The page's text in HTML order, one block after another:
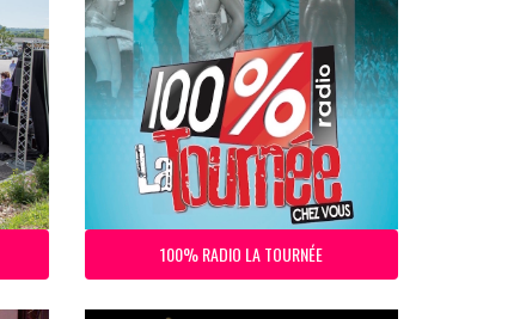
100% RADIO LA TOURNÉE